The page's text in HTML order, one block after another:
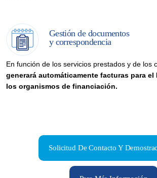
Gestión de documentos
y correspondencia
En función de los servicios prestados y de los
generará automáticamente facturas para
los organismos de financiación.
Solicitud De Contacto Y